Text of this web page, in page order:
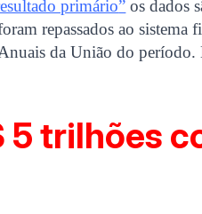
primário” os dados
repassados ao sistema
da União do período.
5 trilhões